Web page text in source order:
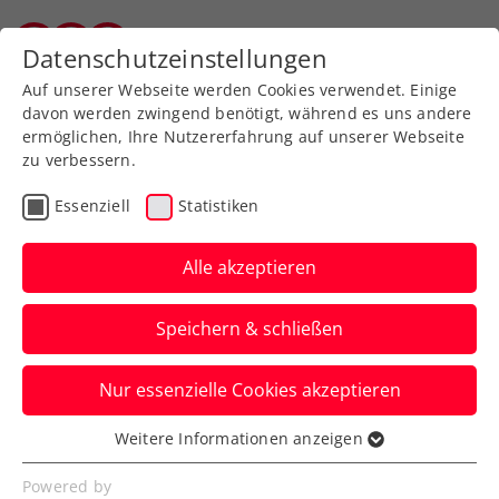
Zurück zur Newsübersicht
Ausbildung
Klubmanager: „Innovative
Ausbildung für die
Tenniszukunft“
Der STTV und der ÖTV bieten in
Kooperation mit der Wirtschaftskammer
eine neue Ausbildung an.
Verfasst von: Presseaussendung / Redaktion, 11.08.2024
Datenschutzeinstellungen
Auf unserer Webseite werden Cookies verwendet. Einige
davon werden zwingend benötigt, während es uns andere
ermöglichen, Ihre Nutzererfahrung auf unserer Webseite
zu verbessern.
Essenziell Statistiken
Alle akzeptieren
Speichern & schließen
Nur essenzielle Cookies akzeptieren
Essenziell
Essenzielle Cookies werden für grundlegende
Weitere Informationen anzeigen
Powered by